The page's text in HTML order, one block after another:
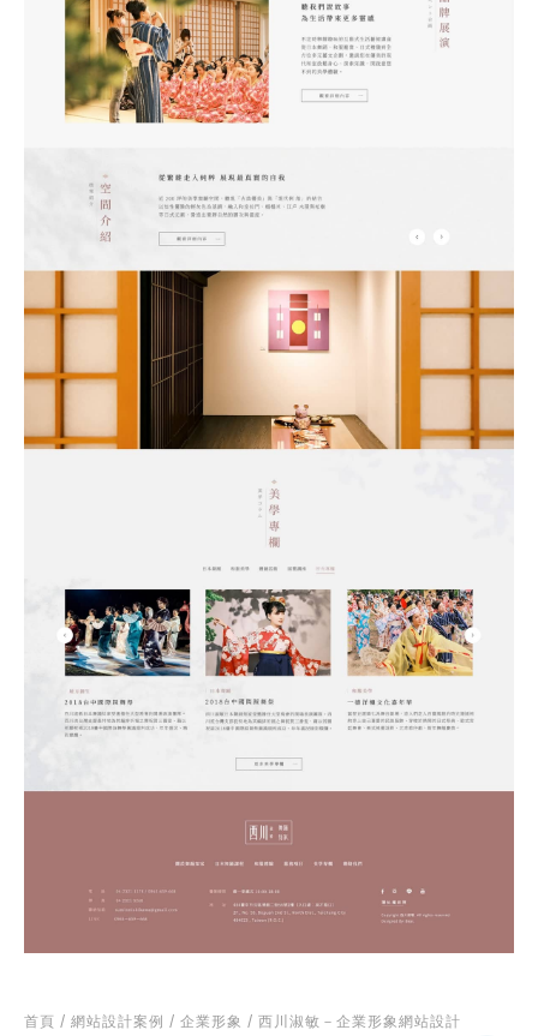
首頁 / 網站設計案例 / 企業形象 / 西川淑敏－企業形象網站設計